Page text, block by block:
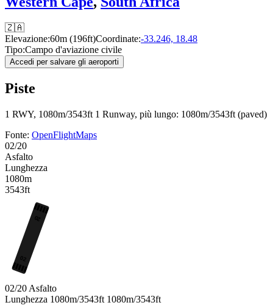
🇿🇦
Elevazione:60m (196ft)Coordinate:-33.246, 18.48
Tipo:Campo d'aviazione civile
Accedi per salvare gli aeroporti
Piste
1 RWY, 1080m/3543ft 1 Runway, più lungo: 1080m/3543ft (paved)
Fonte: OpenFlightMaps
02/20
Asfalto
Lunghezza
1080m
3543ft
20
02
02/20 Asfalto
Lunghezza 1080m/3543ft 1080m/3543ft